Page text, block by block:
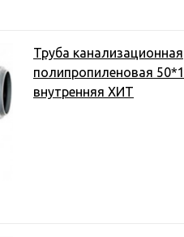
Труба канализационная
полипропиленовая
внутренняя ХИТ